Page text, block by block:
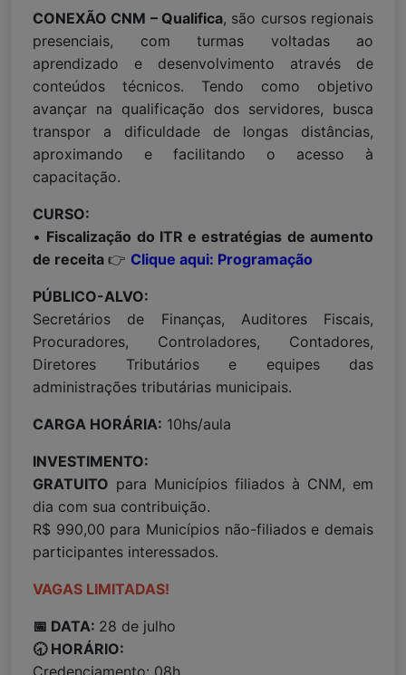
CONEXÃO CNM – Qualifica, são cursos regionais
presenciais, com turmas voltadas ao
aprendizado e desenvolvimento através de
conteúdos técnicos. Tendo como objetivo
avançar na qualificação dos servidores, busca
transpor a dificuldade de longas distâncias,
aproximando e facilitando o acesso à
capacitação.
CURSO:
• Fiscalização do ITR e estratégias de aumento
de receita 👉 Clique aqui: Programação
PÚBLICO-ALVO:
Secretários de Finanças, Auditores Fiscais,
Procuradores, Controladores, Contadores,
Diretores Tributários e equipes das
administrações tributárias municipais.
CARGA HORÁRIA: 10hs/aula
INVESTIMENTO:
GRATUITO para Municípios filiados à CNM, em
dia com sua contribuição.
R$ 990,00 para Municípios não-filiados e demais
participantes interessados.
VAGAS LIMITADAS!
📅 DATA: 28 de julho
🕣 HORÁRIO: